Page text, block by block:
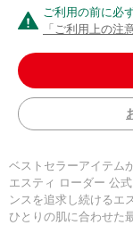
ご利用の前に必
「ご利用上の注意
ベストセラーアイテム
エスティ ローダー 公
ンスを追求し続けるエ
ひとりの肌に合わせた